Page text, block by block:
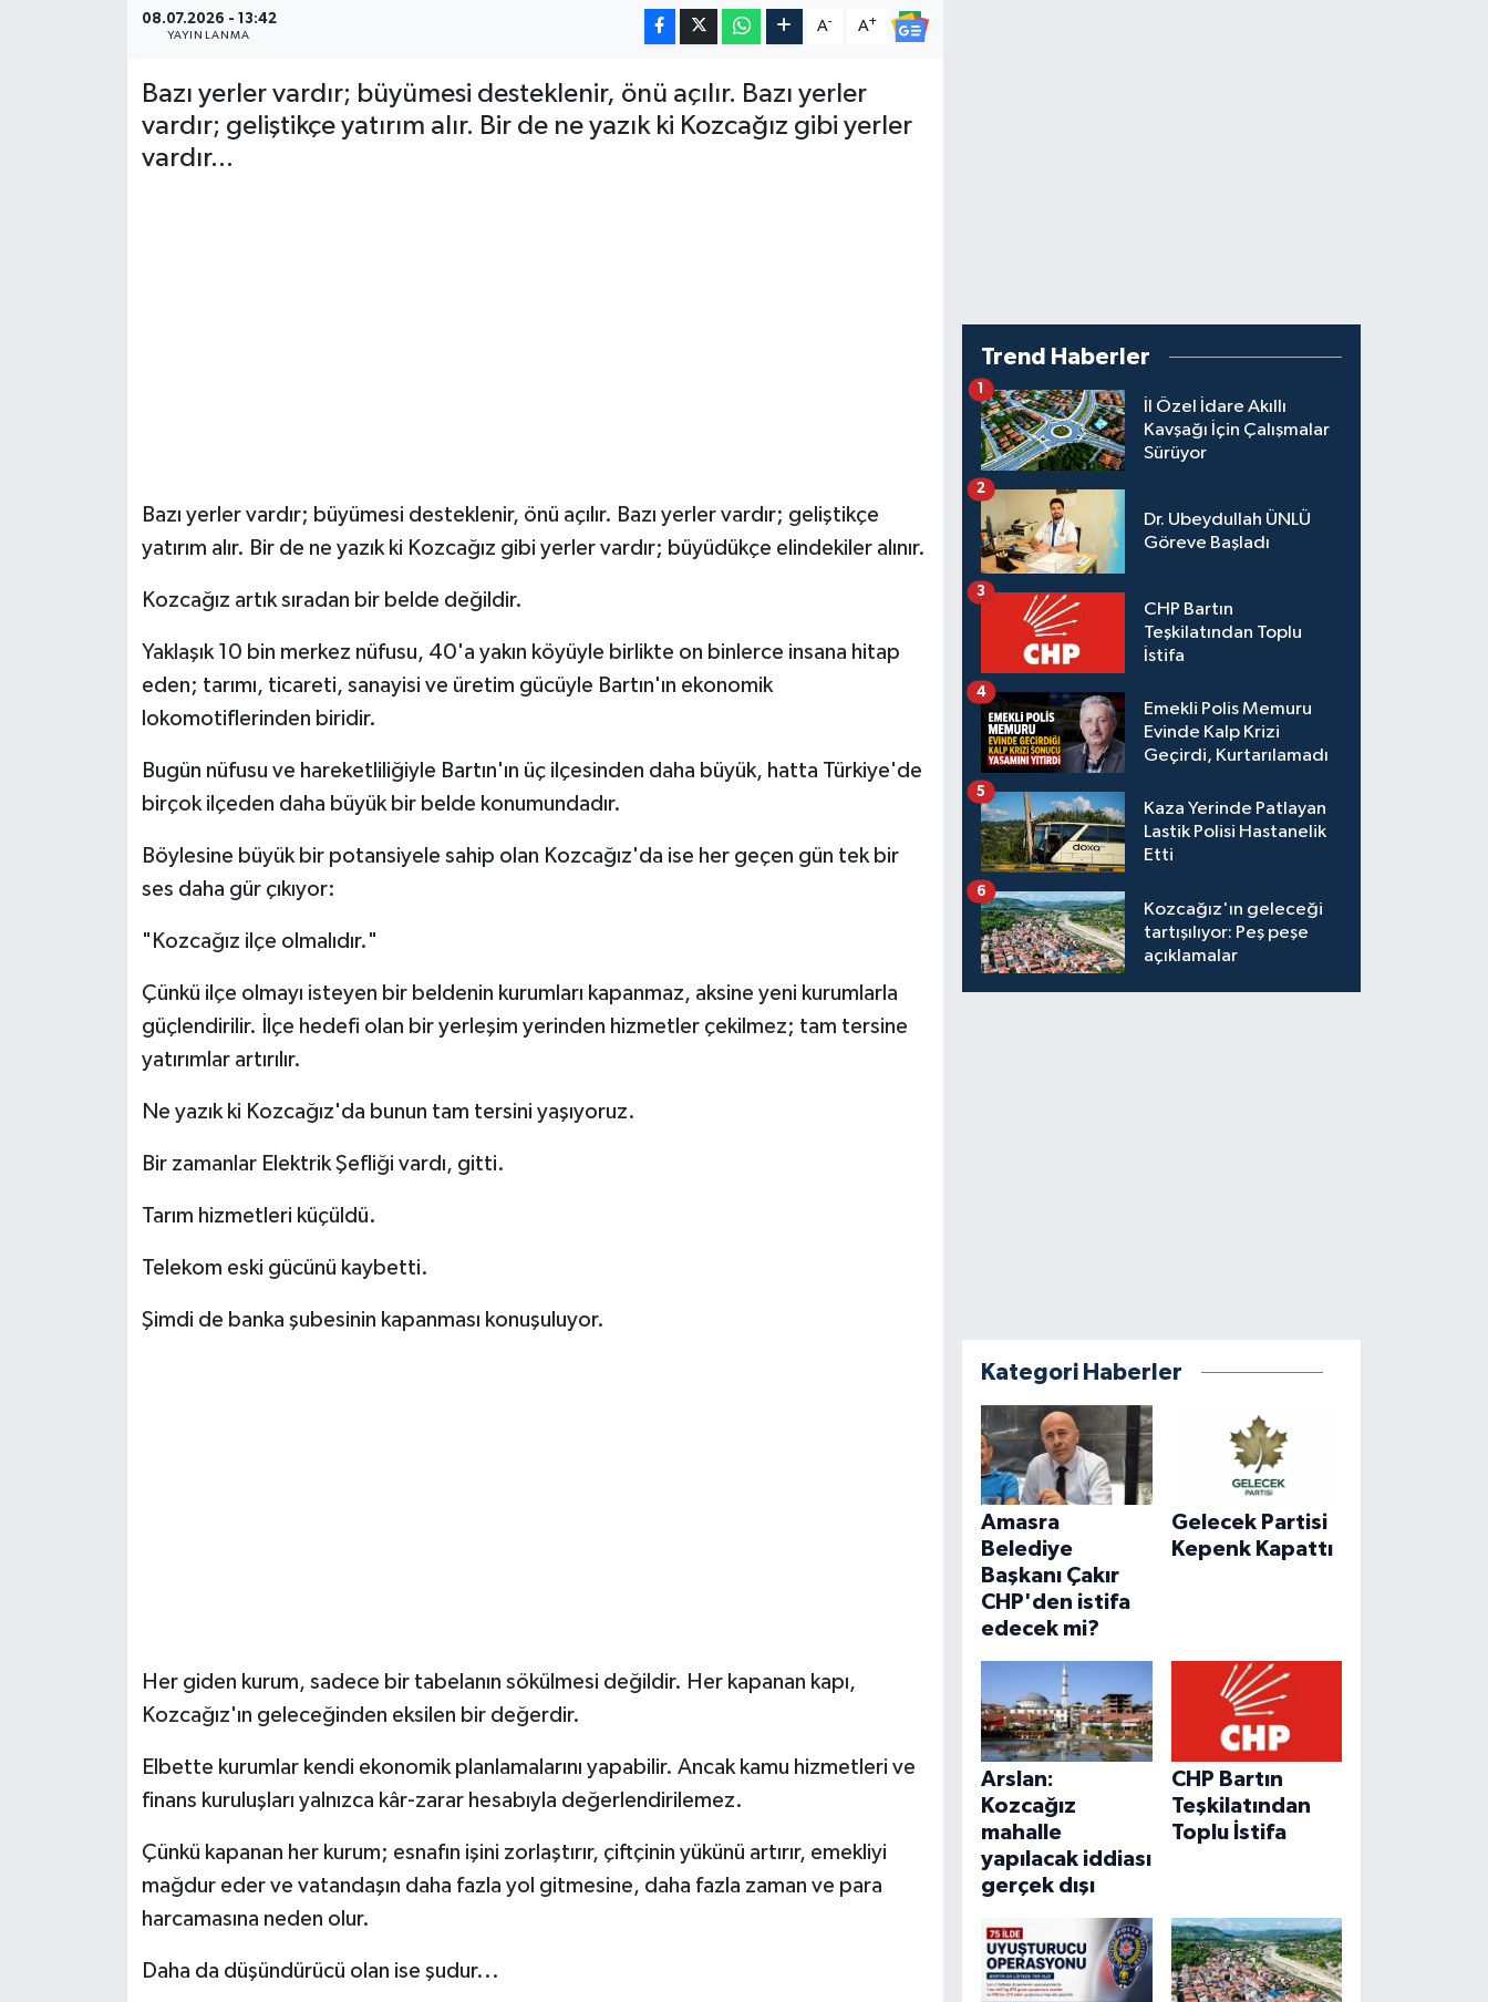
08.07.2026 - 13:42
YAYINLANMA
A- A+
Bazı yerler vardır; büyümesi desteklenir, önü açılır. Bazı yerler
vardır; geliştikçe yatırım alır. Bir de ne yazık ki Kozcağız gibi yerler
vardır...
Bazı yerler vardır; büyümesi desteklenir, önü açılır. Bazı yerler vardır; geliştikçe
yatırım alır. Bir de ne yazık ki Kozcağız gibi yerler vardır; büyüdükçe elindekiler alınır.
Kozcağız artık sıradan bir belde değildir.
Yaklaşık 10 bin merkez nüfusu, 40'a yakın köyüyle birlikte on binlerce insana hitap
eden; tarımı, ticareti, sanayisi ve üretim gücüyle Bartın'ın ekonomik
lokomotiflerinden biridir.
Bugün nüfusu ve hareketliliğiyle Bartın'ın üç ilçesinden daha büyük, hatta Türkiye'de
birçok ilçeden daha büyük bir belde konumundadır.
Böylesine büyük bir potansiyele sahip olan Kozcağız'da ise her geçen gün tek bir
ses daha gür çıkıyor:
"Kozcağız ilçe olmalıdır."
Çünkü ilçe olmayı isteyen bir beldenin kurumları kapanmaz, aksine yeni kurumlarla
güçlendirilir. İlçe hedefi olan bir yerleşim yerinden hizmetler çekilmez; tam tersine
yatırımlar artırılır.
Ne yazık ki Kozcağız'da bunun tam tersini yaşıyoruz.
Bir zamanlar Elektrik Şefliği vardı, gitti.
Tarım hizmetleri küçüldü.
Telekom eski gücünü kaybetti.
Şimdi de banka şubesinin kapanması konuşuluyor.
Her giden kurum, sadece bir tabelanın sökülmesi değildir. Her kapanan kapı,
Kozcağız'ın geleceğinden eksilen bir değerdir.
Elbette kurumlar kendi ekonomik planlamalarını yapabilir. Ancak kamu hizmetleri ve
finans kuruluşları yalnızca kâr-zarar hesabıyla değerlendirilemez.
Çünkü kapanan her kurum; esnafın işini zorlaştırır, çiftçinin yükünü artırır, emekliyi
mağdur eder ve vatandaşın daha fazla yol gitmesine, daha fazla zaman ve para
harcamasına neden olur.
Daha da düşündürücü olan ise şudur...
Trend Haberler
İl Özel İdare Akıllı
Kavşağı İçin Çalışmalar
Sürüyor
1
Dr. Ubeydullah ÜNLÜ
Göreve Başladı
2
CHP Bartın
Teşkilatından Toplu
İstifa
3
Emekli Polis Memuru
Evinde Kalp Krizi
Geçirdi, Kurtarılamadı
4
Kaza Yerinde Patlayan
Lastik Polisi Hastanelik
Etti
5
Kozcağız'ın geleceği
tartışılıyor: Peş peşe
açıklamalar
6
Kategori Haberler
Amasra
Belediye
Başkanı Çakır
CHP'den istifa
edecek mi?
Gelecek Partisi
Kepenk Kapattı
Arslan:
Kozcağız
mahalle
yapılacak iddiası
gerçek dışı
CHP Bartın
Teşkilatından
Toplu İstifa